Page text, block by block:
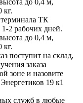
кг.
терминала ТК
2 рабочих дней.
до 0,4 м,
кг.
поступит на склад,
заказа
зоне и назовите
19 к1
служб в любые